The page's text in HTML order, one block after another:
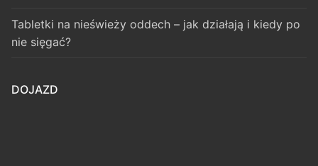
Tabletki na nieświeży oddech – jak działają i kiedy po
nie sięgać?
DOJAZD